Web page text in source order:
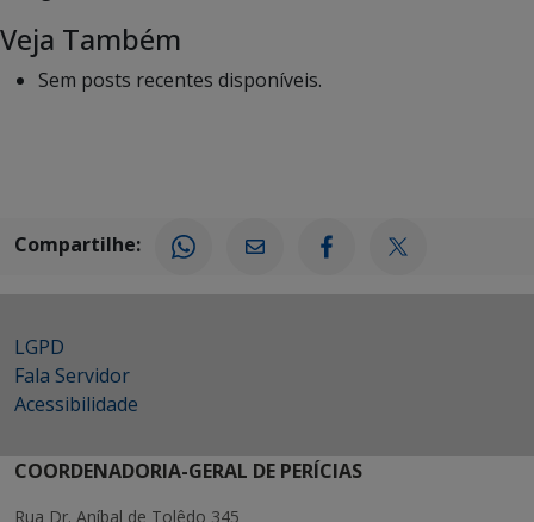
Veja Também
Sem posts recentes disponíveis.
Compartilhe:
LGPD
Fala Servidor
Acessibilidade
COORDENADORIA-GERAL DE PERÍCIAS
Rua Dr. Aníbal de Tolêdo 345